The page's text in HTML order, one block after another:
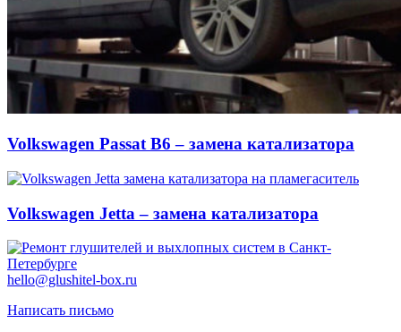
Volkswagen Passat B6 – замена катализатора
Volkswagen Jetta – замена катализатора
hello@glushitel-box.ru
Написать письмо